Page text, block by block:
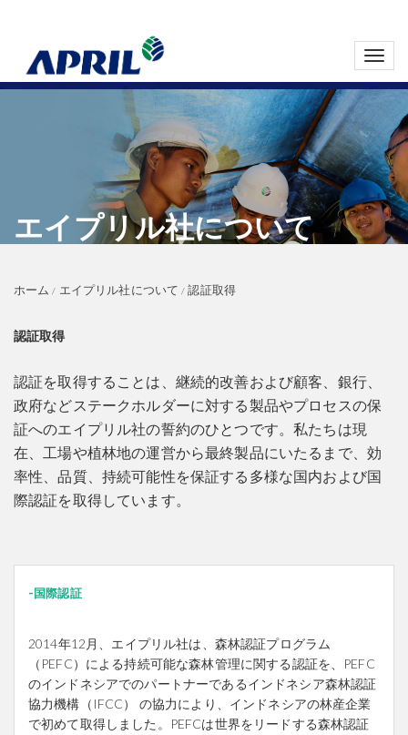
エイプリル社について
ホーム エイプリル社について 認証取得
認証取得
認証を取得することは、継続的改善および顧客、銀行、
政府などステークホルダーに対する製品やプロセスの保
証へのエイプリル社の誓約のひとつです。私たちは現
在、工場や植林地の運営から最終製品にいたるまで、効
率性、品質、持続可能性を保証する多様な国内および国
際認証を取得しています。
国際認証
2014年12月、エイプリル社は、森林認証プログラム
（PEFC）による持続可能な森林管理に関する認証を、PEFC
のインドネシアでのパートナーであるインドネシア森林認証
協力機構（IFCC） の協力により、インドネシアの林産企業
で初めて取得しました。PEFCは世界をリードする森林認証